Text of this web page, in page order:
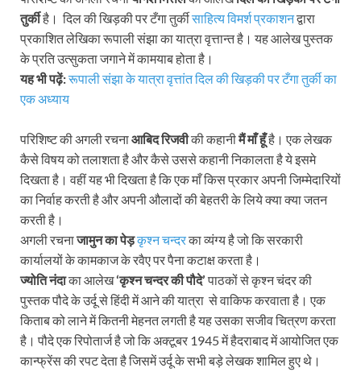
तुर्कीहै। दिल की खिड़की पर टँगा तुर्कीसाहित्य विमर्श प्रकाशनद्वारा
प्रकाशित लेखिका रूपाली संझा का यात्रा वृत्तान्त है। यह आलेख पुस्तक
के प्रति उत्सुकता जगाने में कामयाब होता है।
यह भी पढ़ें:रूपाली संझा के यात्रा वृत्तांत दिल की खिड़की पर टँगा तुर्की का
एक अध्याय
परिशिष्ट की अगली रचनाआबिद रिजवीकी कहानीमैं माँ हूँहै। एक लेखक
कैसे विषय को तलाशता है और कैसे उससे कहानी निकालता है ये इसमे
दिखता है। वहीं यह भी दिखता है कि एक माँ किस प्रकार अपनी जिम्मेदारियों
का निर्वाह करती है और अपनी औलादों की बेहतरी के लिये क्या क्या जतन
करती है।
अगली रचनाजामुन का पेड़कृश्न चन्दरका व्यंग्य है जो कि सरकारी
कार्यालयों के कामकाज के रवैए पर पैना कटाक्ष करता है।
ज्योति नंदाका आलेख‘कृश्न चन्दर की पौदे’पाठकों से कृश्न चंदर की
पुस्तक पौदे के उर्दू से हिंदी में आने की यात्रा से वाकिफ करवाता है। एक
किताब को लाने में कितनी मेहनत लगती है यह उसका सजीव चित्रण करता
है। पौदे एक रिपोतार्ज है जो कि अक्टूबर 1945 में हैदराबाद में आयोजित एक
कान्फ्रेंस की रपट देता है जिसमें उर्दू के सभी बड़े लेखक शामिल हुए थे।